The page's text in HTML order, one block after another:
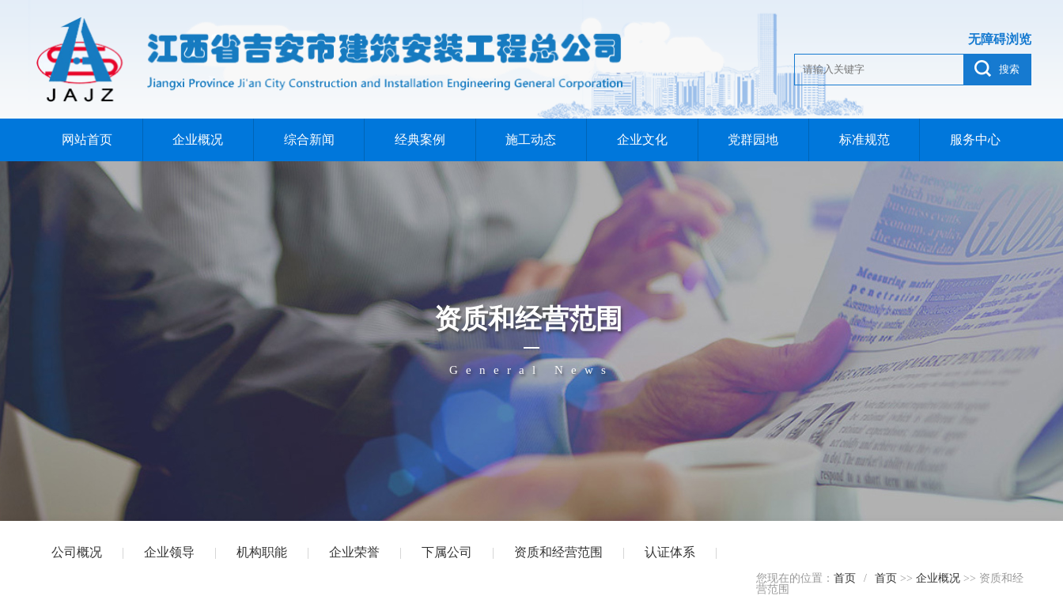
无障碍浏览
搜索
网站首页 企业概况 综合新闻 经典案例 施工动态 企业文化 党群园地 标准规范 服务中心
资质和经营范围
General News
公司概况 | 企业领导 | 机构职能 | 企业荣誉 | 下属公司 | 资质和经营范围 | 认证体系 |
您现在的位置： 首页 / 首页 >> 企业概况>> 资质和经
营范围